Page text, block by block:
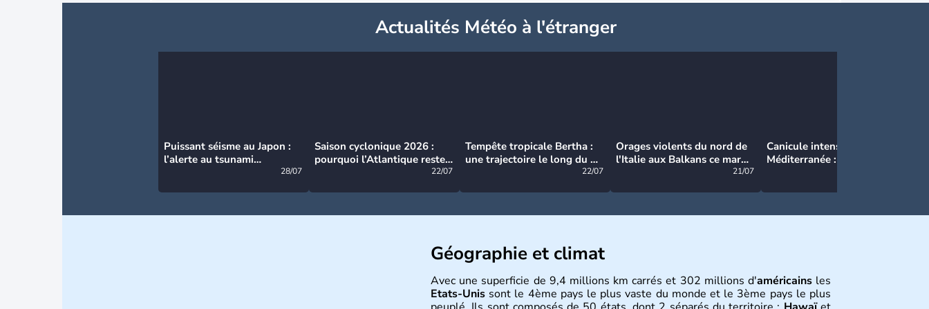
Actualités Météo à l'étranger
Puissant séisme au Japon :
l’alerte au tsunami
28/07
Saison cyclonique 2026 :
pourquoi l’Atlantique reste
22/07
Tempête tropicale Bertha :
une trajectoire le long du du
22/07
Orages violents du nord de
l'Italie aux Balkans ce mardi
21/07
Canicule intense en
Méditerranée : près de 50°C
Géographie et climat
Avec une superficie de 9,4 millions km carrés et 302 millions d'américainsles
Etats-Unis sont le 4ème pays le plus vaste du monde et le 3ème pays le plus